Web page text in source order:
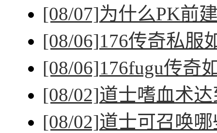
[08/07]为什么PK前
[08/06]176传奇私服
[08/06]176fugu传奇
[08/02]道士嗜血术
[08/02]道士可召唤